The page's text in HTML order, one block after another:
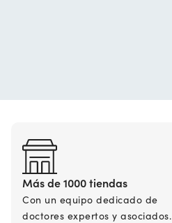
Más de 1000 tiendas
Con un equipo dedicado de
doctores expertos y asociados.